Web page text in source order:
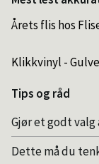
Årets flis hos
Klikkvinyl -
Tips og råd
Gjør et godt
Dette må du